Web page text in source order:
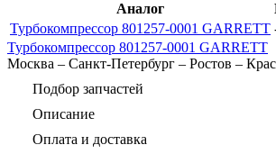
Аналог
Турбокомпрессор 801257-0001 GARRETT
Турбокомпрессор 801257-0001 GARRETT
Москва – Санкт-Петербург – Ростов –
Подбор запчастей
Описание
Оплата и доставка